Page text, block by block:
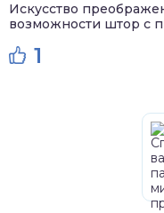
Искусство
возможности штор с
1